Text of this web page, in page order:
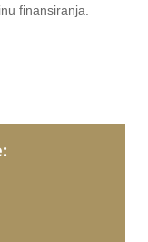
finansiranja.